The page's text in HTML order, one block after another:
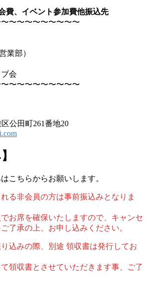
費、イベント参加費他振込先
〜〜〜〜〜〜〜〜〜
業部）
会
〜〜〜〜〜〜〜〜〜
公田町261番地20
こちらからお願いします。
る非会員の方は事前振込みとなりま
お席を確保いたしますので、キャンセ
了承の上、お申し込みください。
込みの際、別途 領収書は発行してお
領収書とさせていただきます事、ご了